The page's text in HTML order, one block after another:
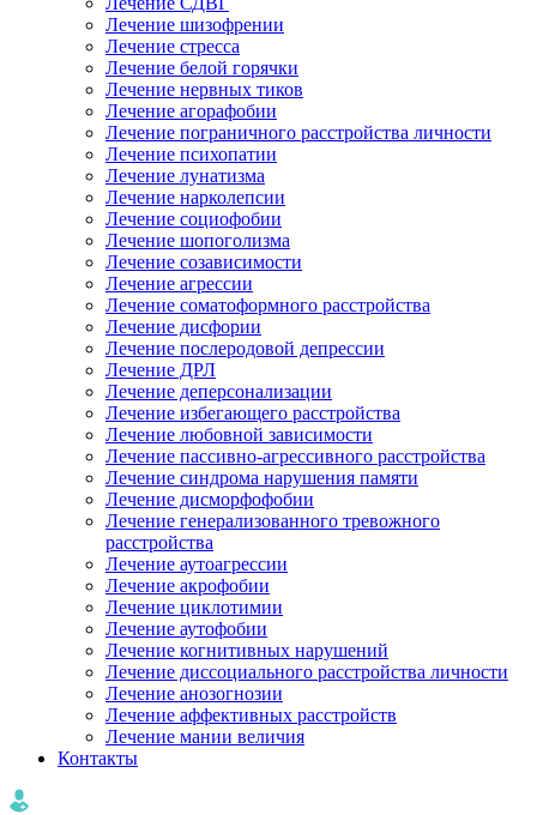
Лечение шизофрении
Лечение стресса
Лечение белой горячки
Лечение нервных тиков
Лечение агорафобии
Лечение пограничного расстройства личности
Лечение психопатии
Лечение лунатизма
Лечение нарколепсии
Лечение социофобии
Лечение шопоголизма
Лечение созависимости
Лечение агрессии
Лечение соматоформного расстройства
Лечение дисфории
Лечение послеродовой депрессии
Лечение ДРЛ
Лечение деперсонализации
Лечение избегающего расстройства
Лечение любовной зависимости
Лечение пассивно-агрессивного расстройства
Лечение синдрома нарушения памяти
Лечение дисморфофобии
Лечение генерализованного тревожного
расстройства
Лечение аутоагрессии
Лечение акрофобии
Лечение циклотимии
Лечение аутофобии
Лечение когнитивных нарушений
Лечение диссоциального расстройства личности
Лечение анозогнозии
Лечение аффективных расстройств
Лечение мании величия
Контакты